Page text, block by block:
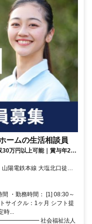
ームの生活相談員
30万円以上可能｜賞与年2回
陽電鉄本線 大塩北口徒歩
勤務地最寄駅】山陽電鉄本
・勤務時間： [1] 08:30～
サイクル：1ヶ月 シフト提
...
社会福祉法人